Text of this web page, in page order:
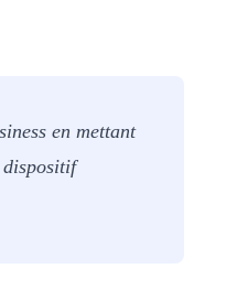
en mettant